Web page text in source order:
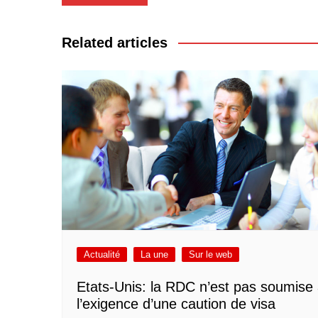
de
l’article
Related articles
Actualité La une Sur le web
Etats-Unis: la RDC n’est pas soumise
l’exigence d’une caution de visa